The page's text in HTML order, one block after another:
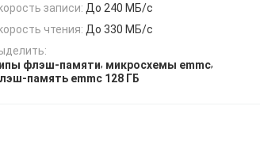
записи: До 240 МБ/с
чтения: До 330 МБ/с
флэш-памяти, микросхемы emmc,
память emmc 128 ГБ